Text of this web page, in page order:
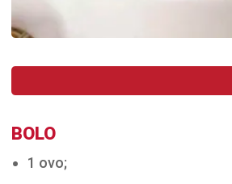
BOLO
1 ovo;